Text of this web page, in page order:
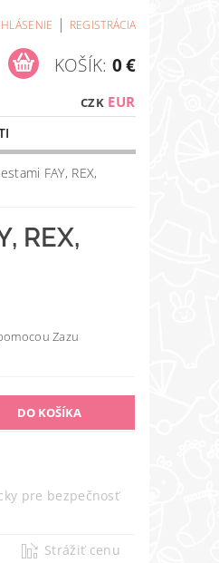
| REGISTRÁCIA
CZK EUR
KOŠÍK: 0 €
FAY, REX,
REX,
Zazu
pre bezpečnosť
Strážiť cenu